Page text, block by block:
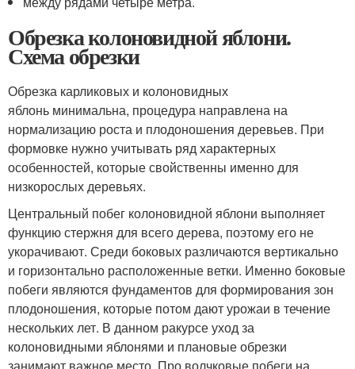
Обрезка колоновидной яблони.
Схема обрезки
Обрезка карликовых и колоновидных
яблонь минимальна, процедура направлена на
нормализацию роста и плодоношения деревьев. При
формовке нужно учитывать ряд характерных
особенностей, которые свойственны именно для
низкорослых деревьях.
Центральный побег колоновидной яблони выполняет
функцию стержня для всего дерева, поэтому его не
укорачивают. Среди боковых различаются вертикально
и горизонтально расположенные ветки. Именно боковые
побеги являются фундаментов для формирования зон
плодоношения, которые потом дают урожаи в течение
нескольких лет. В данном ракурсе уход за
колоновидными яблонями и плановые обрезки